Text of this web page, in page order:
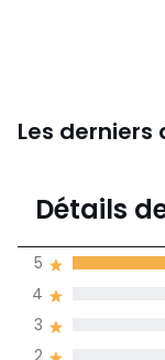
Les
Détails
2
3
4
5